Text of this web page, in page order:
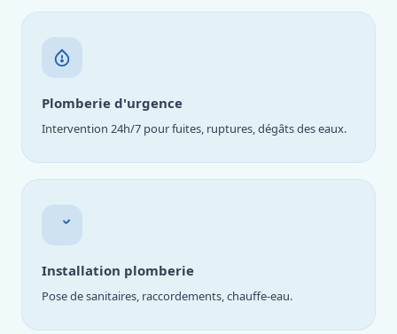
Plomberie d'urgence
Intervention 24h/7 pour fuites, ruptures, dégâts des eaux.
Installation plomberie
Pose de sanitaires, raccordements, chauffe-eau.